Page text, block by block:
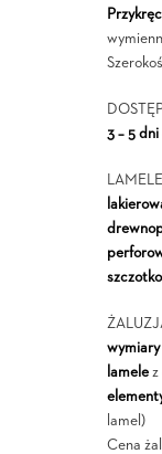
3 – 5 dni
wymiary
lamelez
lamel)
Cena